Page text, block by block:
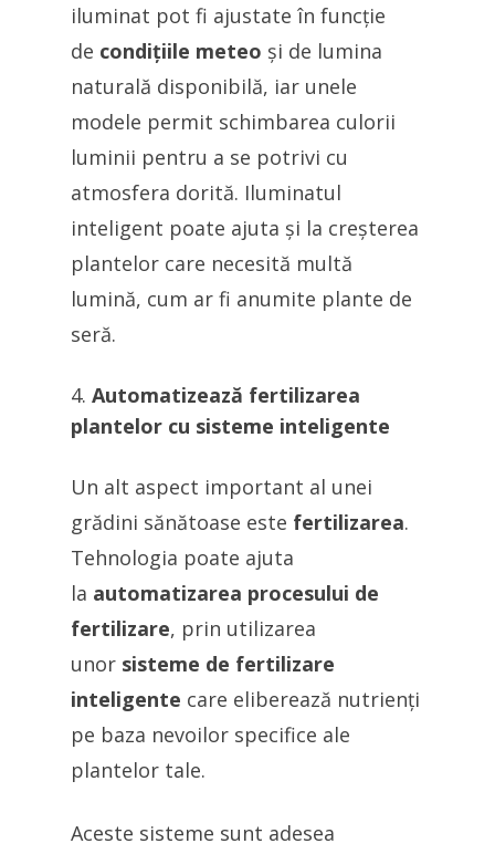
iluminat pot fi ajustate în funcție
de condițiile meteo și de lumina
naturală disponibilă, iar unele
modele permit schimbarea culorii
luminii pentru a se potrivi cu
atmosfera dorită. Iluminatul
inteligent poate ajuta și la creșterea
plantelor care necesită multă
lumină, cum ar fi anumite plante de
seră.
Automatizează fertilizarea
plantelor cu sisteme inteligente
Un alt aspect important al unei
grădini sănătoase este fertilizarea.
Tehnologia poate ajuta
la automatizarea procesului de
fertilizare, prin utilizarea
unor sisteme de fertilizare
inteligente care eliberează nutrienți
pe baza nevoilor specifice ale
plantelor tale.
Aceste sisteme sunt adesea